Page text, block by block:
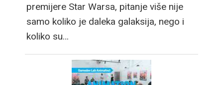
premijere Star Warsa, pitanje više nije
samo koliko je daleka galaksija, nego i
koliko su…